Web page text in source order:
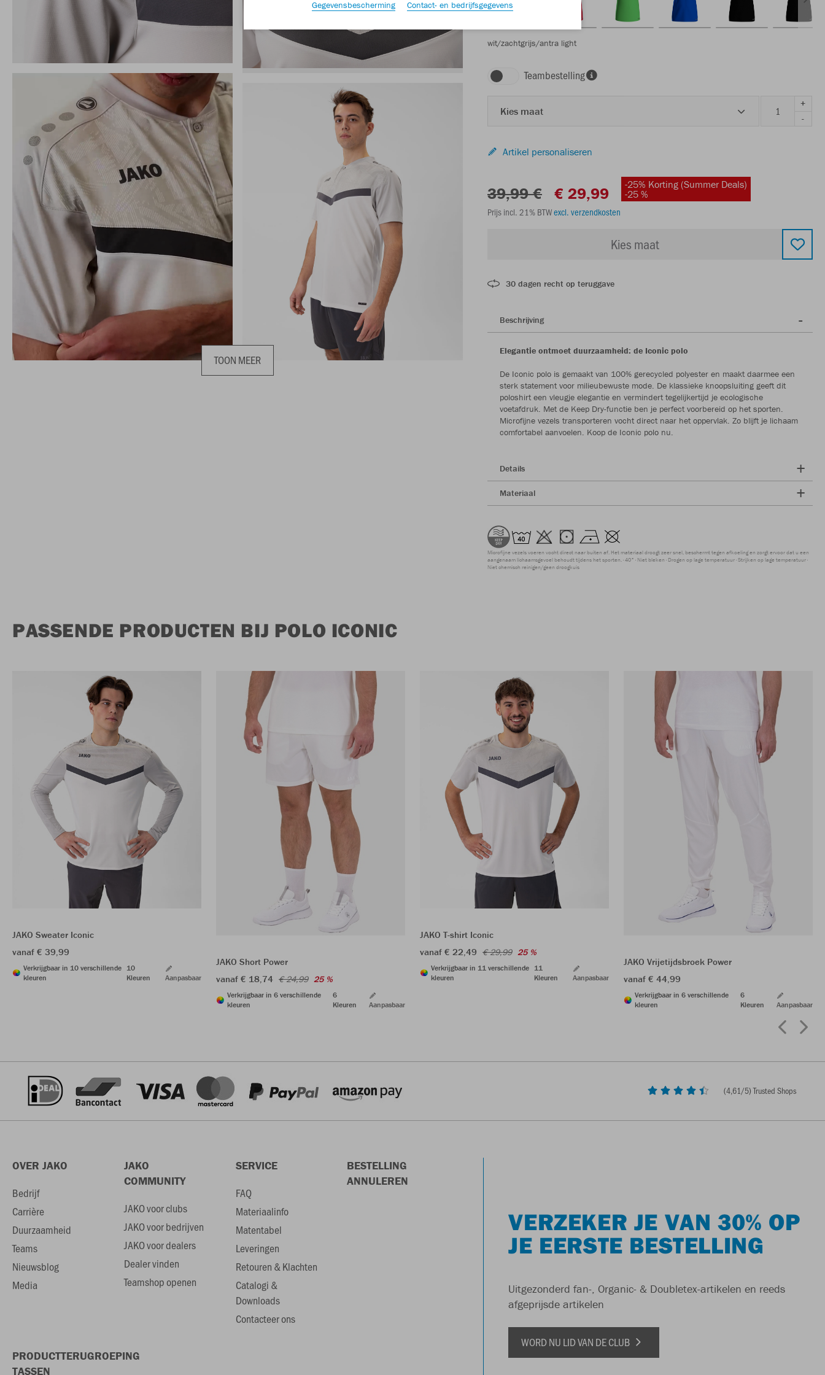
TOON MEER
wit/zachtgrijs/antra light
Teambestelling
Kies maat
+
-
Artikel personaliseren
39,99 € € 29,99
-25% Korting (Summer Deals)
-25 %
Prijs incl. 21% BTWexcl. verzendkosten
Kies maat
30 dagen recht op teruggave
Beschrijving
Elegantie ontmoet duurzaamheid: de Iconic polo
De Iconic polo is gemaakt van 100% gerecycled polyester en maakt daarmee een
sterk statement voor milieubewuste mode. De klassieke knoopsluiting geeft dit
poloshirt een vleugje elegantie en vermindert tegelijkertijd je ecologische
voetafdruk. Met de Keep Dry-functie ben je perfect voorbereid op het sporten.
Microfijne vezels transporteren vocht direct naar het oppervlak. Zo blijft je lichaam
comfortabel aanvoelen. Koop de Iconic polo nu.
Details
Materiaal
Microfijne vezels voeren vocht direct naar buiten af. Het materiaal droogt zeer snel, beschermt tegen afkoeling en zorgt ervoor dat u een
aangenaam lichaamsgevoel behoudt tijdens het sporten. 40° Niet bleken Drogen op lage temperatuur Strijken op lage temperatuur
Niet chemisch reinigen/geen droogkuis
PASSENDE PRODUCTEN BIJ POLO ICONIC
JAKO Sweater Iconic
vanaf € 39,99
Verkrijgbaar in 10 verschillende
kleuren
10
Kleuren
Aanpasbaar
JAKO Short Power
vanaf € 18,74 € 24,99 25 %
Verkrijgbaar in 6 verschillende
kleuren
6
Kleuren
Aanpasbaar
JAKO T-shirt Iconic
vanaf € 22,49 € 29,99 25 %
Verkrijgbaar in 11 verschillende
kleuren
11
Kleuren
Aanpasbaar
JAKO Vrijetijdsbroek Power
vanaf € 44,99
Verkrijgbaar in 6 verschillende
kleuren
6
Kleuren
Aanpasbaar
(4,61/5) Trusted Shops
OVER JAKO
Bedrijf
Carrière
Duurzaamheid
Teams
Nieuwsblog
Media
JAKO
COMMUNITY
JAKO voor clubs
JAKO voor bedrijven
JAKO voor dealers
Dealer vinden
Teamshop openen
SERVICE
FAQ
Materiaalinfo
Matentabel
Leveringen
Retouren & Klachten
Catalogi &
Downloads
Contacteer ons
BESTELLING
ANNULEREN
PRODUCTTERUGROEPING
TASSEN
VERZEKER JE VAN 30% OP
JE EERSTE BESTELLING
Uitgezonderd fan-, Organic- & Doubletex-artikelen en reeds
afgeprijsde artikelen
WORD NU LID VAN DE CLUB
Gegevensbescherming Contact- en bedrijfsgegevens